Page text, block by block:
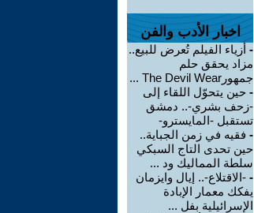
اخبار الأدب والفن
- أزياء الفيلم تُعرض للبيع..
مزاد يحقق حلم
جمهورThe Devil Wear ...
- حين يتحوّل اللقاء إلى
-زحف بشري-.. دمشق
تستقبل -المايسترو-
- فقيه في زمن الجباية..
حين تحدى التاج السبكي
سلطة المماليك ود ...
- -الاقتلاع-.. إيال وايزمان
يفكك معمار الإبادة
الإسرائيلية بفل ...